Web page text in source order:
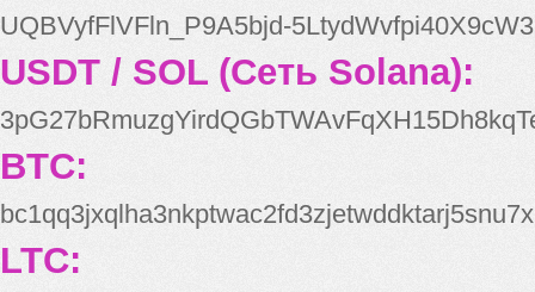
UQBVyfFlVFln_P9A5bjd-
USDT / SOL (Сеть Solana):
BTC:
bc1qq3jxqlha3nkptwac2fd3zjetwddktarj5snu7x
LTC: